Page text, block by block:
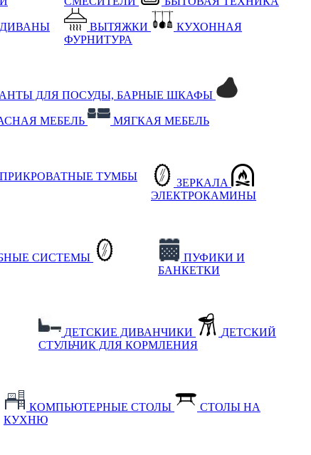
ДИВАНЫ
ВЫТЯЖКИ
КУХОННАЯ
ФУРНИТУРА
ДЛЯ ПОСУДЫ, БАРНЫЕ ШКАФЫ
МЕБЕЛЬ МЯГКАЯ МЕБЕЛЬ
ПРИКРОВАТНЫЕ ТУМБЫ
ЗЕРКАЛА
ЭЛЕКТРОКАМИНЫ
СИСТЕМЫ
ПУФИКИ И
БАНКЕТКИ
ДЕТСКИЕ ДИВАНЧИКИ
ДЕТСКИЙ
СТУЛЬЧИК ДЛЯ КОРМЛЕНИЯ
КОМПЬЮТЕРНЫЕ СТОЛЫ
СТОЛЫ НА
КУХНЮ